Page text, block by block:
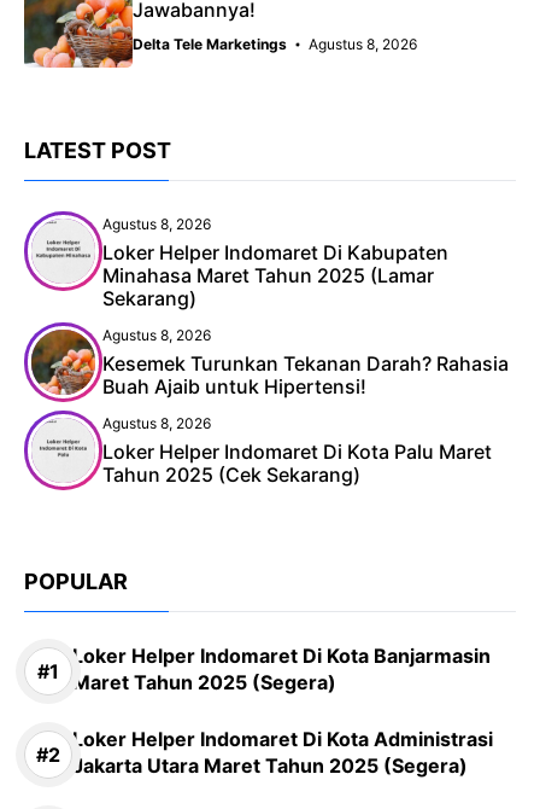
Jawabannya!
Delta Tele Marketings Agustus 8, 2026
LATEST POST
Agustus 8, 2026
Loker Helper Indomaret Di Kabupaten
Minahasa Maret Tahun 2025 (Lamar
Sekarang)
Agustus 8, 2026
Kesemek Turunkan Tekanan Darah? Rahasia
Buah Ajaib untuk Hipertensi!
Agustus 8, 2026
Loker Helper Indomaret Di Kota Palu Maret
Tahun 2025 (Cek Sekarang)
POPULAR
Loker Helper Indomaret Di Kota Banjarmasin
Maret Tahun 2025 (Segera)
Loker Helper Indomaret Di Kota Administrasi
Jakarta Utara Maret Tahun 2025 (Segera)